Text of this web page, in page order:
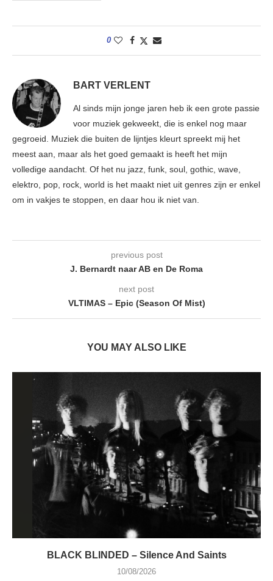
0
BART VERLENT
Al sinds mijn jonge jaren heb ik een grote passie
voor muziek gekweekt, die is enkel nog maar
gegroeid. Muziek die buiten de lijntjes kleurt spreekt mij het
meest aan, maar als het goed gemaakt is heeft het mijn
volledige aandacht. Of het nu jazz, funk, soul, gothic, wave,
elektro, pop, rock, world is het maakt niet uit genres zijn er enkel
om in vakjes te stoppen, en daar hou ik niet van.
previous post
J. Bernardt naar AB en De Roma
next post
VLTIMAS – Epic (Season Of Mist)
YOU MAY ALSO LIKE
BLACK BLINDED – Silence And Saints
10/08/2026